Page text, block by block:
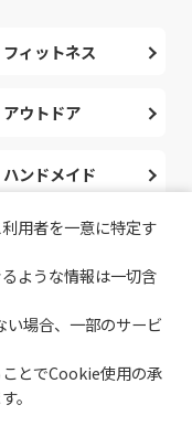
フィットネス
アウトドア
ハンドメイド
ノウハウ
用者を一意に特定す
ような情報は一切含
場合、一部のサービ
とでCookie使用の承
。